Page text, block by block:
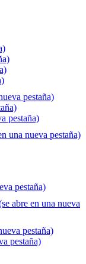
pestaña)
pestaña)
una nueva pestaña)
pestaña)
abre en una nueva
pestaña)
pestaña)